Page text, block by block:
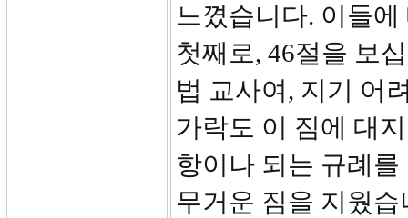
느꼈습니다. 이들
첫째로, 46절을 보
법 교사여, 지기 어
가락도 이 짐에 대
항이나 되는 규례
무거운 짐을 지웠